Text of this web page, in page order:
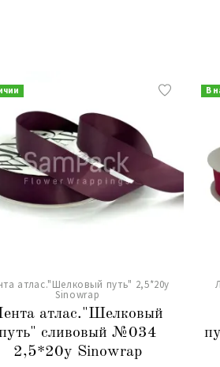
атлас."Шелковый путь" 2,5*20y
Sinowrap
атлас."Шелковый
сливовый №034
2,5*20y Sinowrap
В